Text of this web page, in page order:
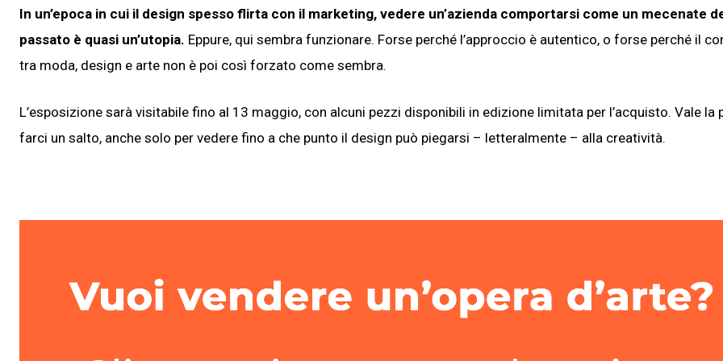
In un’epoca in cui il design spesso flirta con il marketing, vedere un’azienda comportarsi come un mecenate
passato è quasi un’utopia. Eppure, qui sembra funzionare. Forse perché l’approccio è autentico, o forse perché il
tra moda, design e arte non è poi così forzato come sembra.
L’esposizione sarà visitabile fino al 13 maggio, con alcuni pezzi disponibili in edizione limitata per l’acquisto. Vale la
farci un salto, anche solo per vedere fino a che punto il design può piegarsi – letteralmente – alla creatività.